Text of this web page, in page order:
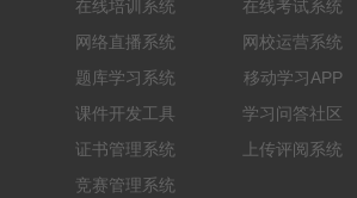
在线培训系统
在线考试系统
网络直播系统
网校运营系统
题库学习系统
移动学习APP
课件开发工具
学习问答社区
证书管理系统
上传评阅系统
竞赛管理系统